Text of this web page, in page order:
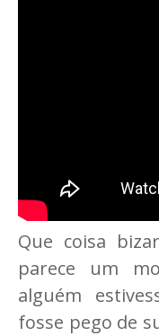
Que coisa
parece um
alguém
fosse pego de